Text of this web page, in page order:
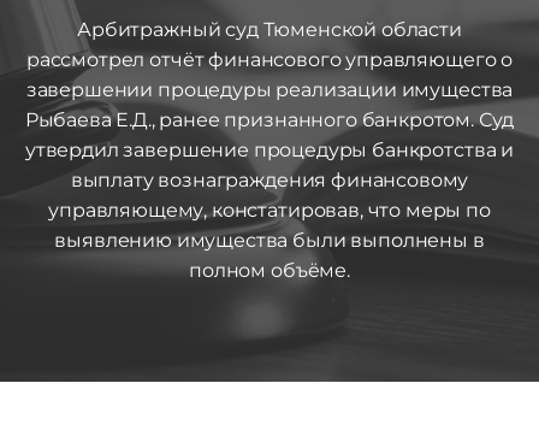
Арбитражный суд Тюменской области
рассмотрел отчёт финансового управляющего о
завершении процедуры реализации имущества
Рыбаева Е.Д., ранее признанного банкротом. Суд
утвердил завершение процедуры банкротства и
выплату вознаграждения финансовому
управляющему, констатировав, что меры по
выявлению имущества были выполнены в
полном объёме.